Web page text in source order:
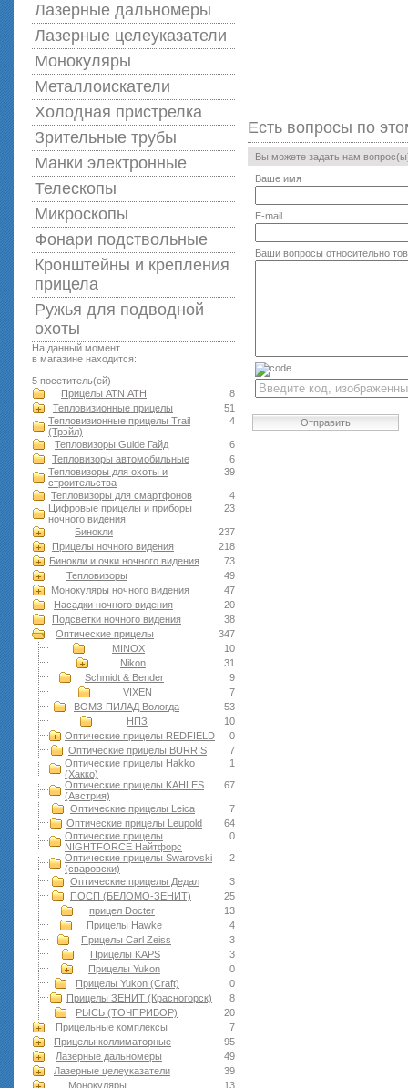
Лазерные дальномеры
Лазерные целеуказатели
Монокуляры
Металлоискатели
Холодная пристрелка
Зрительные трубы
Манки электронные
Телескопы
Микроскопы
Фонари подствольные
Кронштейны и крепления
прицела
Ружья для подводной
оxоты
На данный момент
в магазине находится:
5 посетитель(ей)
8
Прицелы ATN АТН
51
Тепловизионные прицелы
4
Тепловизионные прицелы Trail
(Трэйл)
6
Тепловизоры Guide Гайд
6
Тепловизоры автомобильные
39
Тепловизоры для охоты и
строительства
4
Тепловизоры для смартфонов
23
Цифровые прицелы и приборы
ночного видения
237
Бинокли
218
Прицелы ночного видения
73
Бинокли и очки ночного видения
49
Тепловизоры
47
Монокуляры ночного видения
20
Насадки ночного видения
38
Подсветки ночного видения
347
Оптические прицелы
10
MINOX
31
Nikon
9
Schmidt & Bender
7
VIXEN
53
ВОМЗ ПИЛАД Вологда
10
НПЗ
0
Оптические прицелы REDFIELD
7
Оптические прицелы BURRIS
1
Оптические прицелы Hakko
(Хакко)
67
Оптические прицелы KAHLES
(Австрия)
7
Оптические прицелы Leica
64
Оптические прицелы Leupold
0
Оптические прицелы
NIGHTFORCE Найтфорс
2
Оптические прицелы Swarovski
(сваровски)
3
Оптические прицелы Дедал
25
ПОСП (БЕЛОМО-ЗЕНИТ)
13
прицел Docter
4
Прицелы Hawke
3
Прицелы Carl Zeiss
3
Прицелы KAPS
0
Прицелы Yukon
0
Прицелы Yukon (Craft)
8
Прицелы ЗЕНИТ (Красногорск)
20
РЫСЬ (ТОЧПРИБОР)
7
Прицельные комплексы
95
Прицелы коллиматорные
49
Лазерные дальномеры
39
Лазерные целеуказатели
13
Монокуляры
Есть вопросы по
Вы можете задать нам
Ваше имя
E-mail
Ваши вопросы относительно
Отправить